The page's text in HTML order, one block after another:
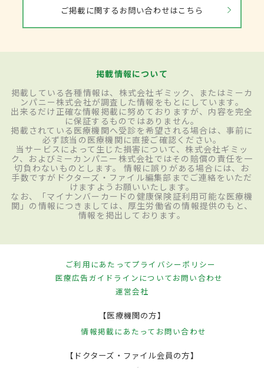
ご掲載に関するお問い合わせはこちら
掲載情報について
掲載している各種情報は、株式会社ギミック、またはミーカ
ンパニー株式会社が調査した情報をもとにしています。
出来るだけ正確な情報掲載に努めておりますが、内容を完全
に保証するものではありません。
掲載されている医療機関へ受診を希望される場合は、事前に
必ず該当の医療機関に直接ご確認ください。
当サービスによって生じた損害について、株式会社ギミッ
ク、およびミーカンパニー株式会社ではその賠償の責任を一
切負わないものとします。 情報に誤りがある場合には、お
手数ですがドクターズ・ファイル編集部までご連絡をいただ
けますようお願いいたします。
なお、「マイナンバーカードの健康保険証利用可能な医療機
関」の情報につきましては、厚生労働省の情報提供のもと、
情報を掲出しております。
ご利用にあたってプライバシーポリシー
医療広告ガイドラインについてお問い合わせ
運営会社
【医療機関の方】
情報掲載にあたって お問い合わせ
【ドクターズ・ファイル会員の方】